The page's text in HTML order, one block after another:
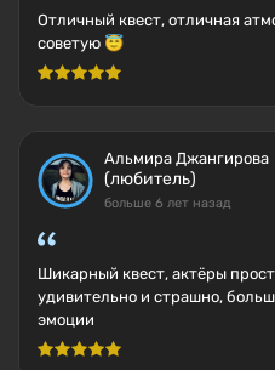
Отличный квест, отличная
советую 😇
Альмира Джангирова
(любитель)
больше 6 лет назад
Шикарный квест, актёры
удивительно и страшно,
эмоции